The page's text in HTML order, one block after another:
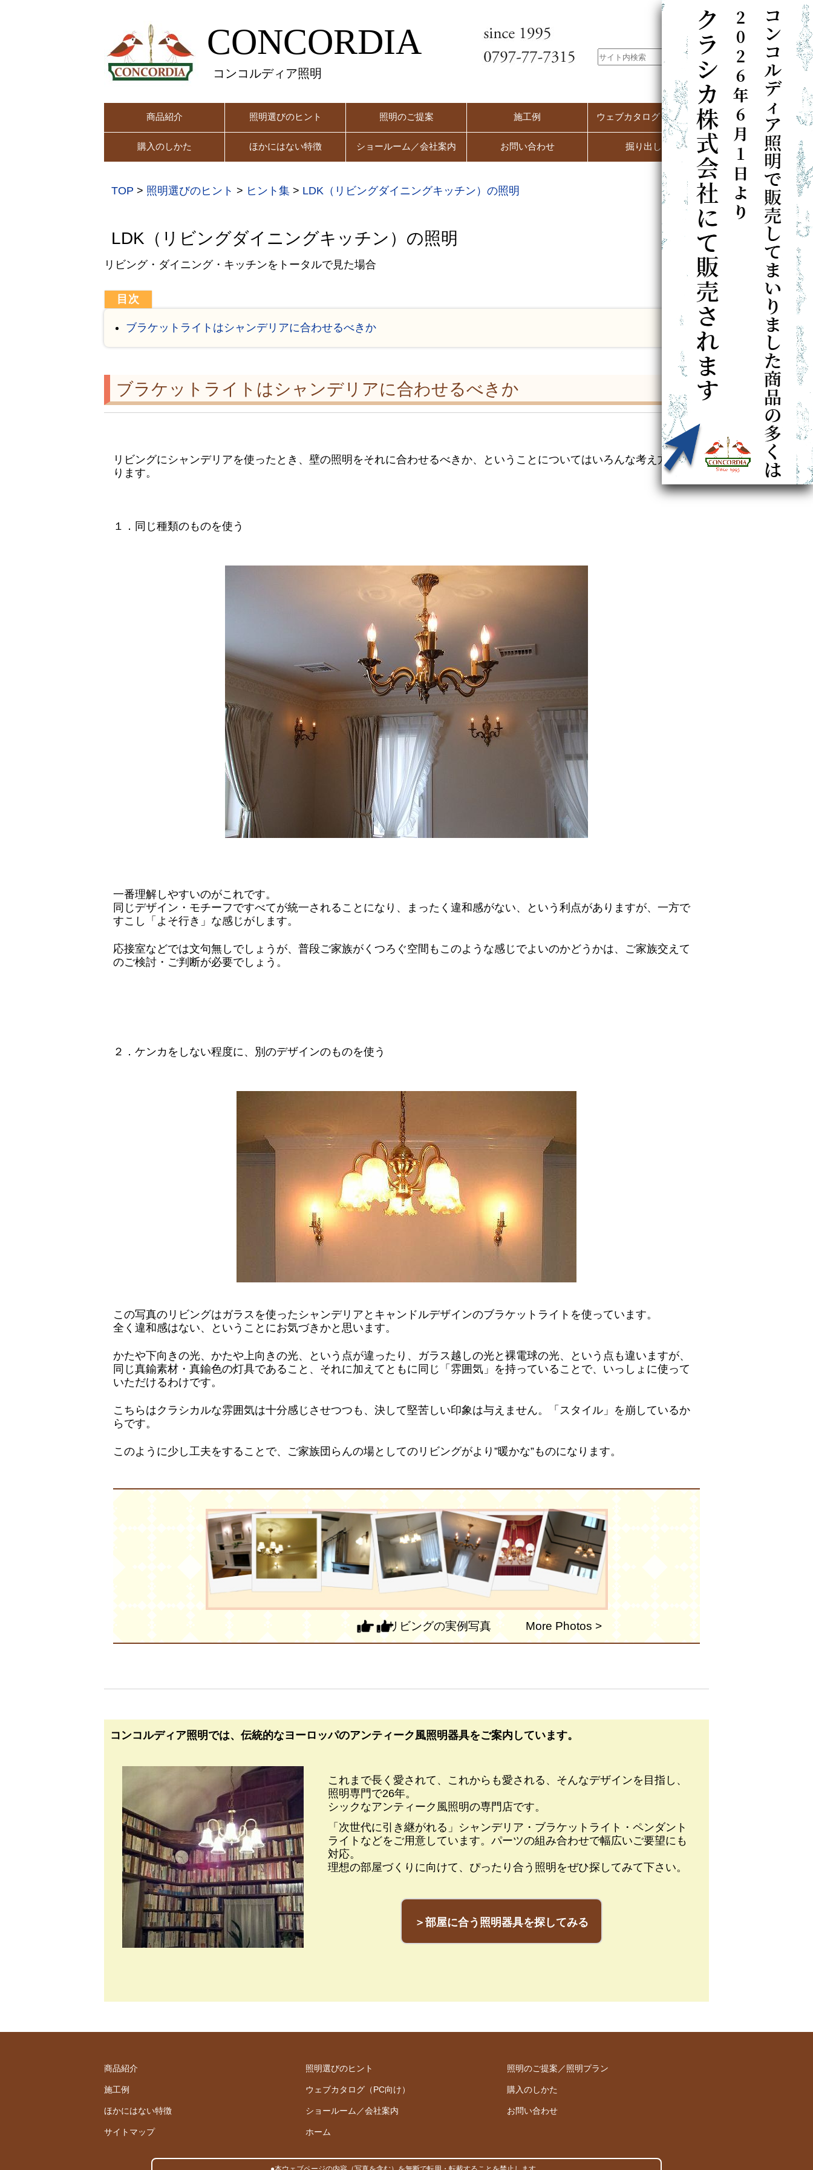
CONCORDIA
コンコルディア照明
商品紹介 照明選びのヒント 照明のご提案 施工例 ウェブカタログ（PC用）
購入のしかた ほかにはない特徴 ショールーム／会社案内 お問い合わせ 掘り出し市
TOP > 照明選びのヒント > ヒント集 > LDK（リビングダイニングキッチン）の照明
LDK（リビングダイニングキッチン）の照明
リビング・ダイニング・キッチンをトータルで見た場合
ブラケットライトはシャンデリアに合わせるべきか
ブラケットライトはシャンデリアに合わせるべきか
リビングにシャンデリアを使ったとき、壁の照明をそれに合わせるべきか、ということについてはいろんな考え方があ
ります。
１．同じ種類のものを使う
一番理解しやすいのがこれです。
同じデザイン・モチーフですべてが統一されることになり、まったく違和感がない、という利点がありますが、一方で
すこし「よそ行き」な感じがします。
応接室などでは文句無しでしょうが、普段ご家族がくつろぐ空間もこのような感じでよいのかどうかは、ご家族交えて
のご検討・ご判断が必要でしょう。
２．ケンカをしない程度に、別のデザインのものを使う
この写真のリビングはガラスを使ったシャンデリアとキャンドルデザインのブラケットライトを使っています。
全く違和感はない、ということにお気づきかと思います。
かたや下向きの光、かたや上向きの光、という点が違ったり、ガラス越しの光と裸電球の光、という点も違いますが、
同じ真鍮素材・真鍮色の灯具であること、それに加えてともに同じ「雰囲気」を持っていることで、いっしょに使って
いただけるわけです。
こちらはクラシカルな雰囲気は十分感じさせつつも、決して堅苦しい印象は与えません。「スタイル」を崩しているか
らです。
このように少し工夫をすることで、ご家族団らんの場としてのリビングがより”暖かな”ものになります。
リビングの実例写真 More Photos >
コンコルディア照明では、伝統的なヨーロッパのアンティーク風照明器具をご案内しています。
これまで長く愛されて、これからも愛される、そんなデザインを目指し、
照明専門で26年。
シックなアンティーク風照明の専門店です。
「次世代に引き継がれる」シャンデリア・ブラケットライト・ペンダント
ライトなどをご用意しています。パーツの組み合わせで幅広いご要望にも
対応。
理想の部屋づくりに向けて、ぴったり合う照明をぜひ探してみて下さい。
＞部屋に合う照明器具を探してみる
商品紹介 照明選びのヒント 照明のご提案／照明プラン
施工例 ウェブカタログ（PC向け） 購入のしかた
ほかにはない特徴 ショールーム／会社案内 お問い合わせ
サイトマップ ホーム